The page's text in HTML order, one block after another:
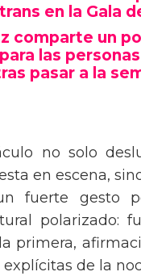
en la Gala
comparte un
las
pasar a la
no solo
en escena,
fuerte gesto
polarizado:
primera,
de la